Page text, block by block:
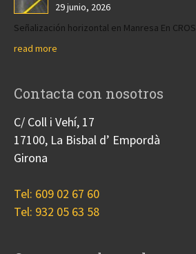
29 junio, 2026
Señalización horizontal en Manresa En
read more
Contacta con nosotros
C/ Coll i Vehí, 17
17100, La Bisbal d’ Empordà
Girona
Tel: 609 02 67 60
Tel: 932 05 63 58